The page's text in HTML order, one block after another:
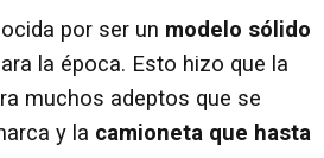
por ser un modelo sólido
la época. Esto hizo que la
muchos adeptos que se
y la camioneta que hasta